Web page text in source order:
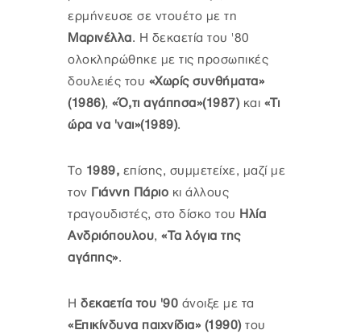
ερμήνευσε σε ντουέτο με τη
Μαρινέλλα. Η δεκαετία του '80
ολοκληρώθηκε με τις προσωπικές
δουλειές του «Χωρίς συνθήματα»
(1986), «Ό,τι αγάπησα»(1987)και «Τι
ώρα να 'ναι»(1989).
Το 1989, επίσης, συμμετείχε, μαζί με
τον Γιάννη Πάριο κι άλλους
τραγουδιστές, στο δίσκο του Ηλία
Ανδριόπουλου, «Τα λόγια της
αγάπης».
Η δεκαετία του '90 άνοιξε με τα
«Επικίνδυνα παιχνίδια» (1990) του